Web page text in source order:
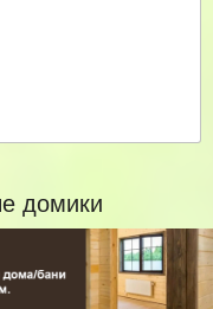
домики